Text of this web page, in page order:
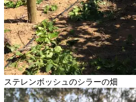
ステレンボッシュのシラーの畑